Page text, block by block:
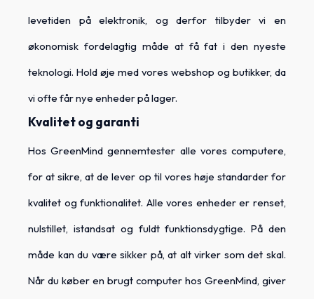
levetiden på elektronik, og derfor tilbyder vi en
økonomisk fordelagtig måde at få fat i den nyeste
teknologi. Hold øje med vores webshop og butikker, da
vi ofte får nye enheder på lager.
Kvalitet og garanti
Hos GreenMind gennemtester alle vores computere,
for at sikre, at de lever op til vores høje standarder for
kvalitet og funktionalitet. Alle vores enheder er renset,
nulstillet, istandsat og fuldt funktionsdygtige. På den
måde kan du være sikker på, at alt virker som det skal.
Når du køber en brugt computer hos GreenMind, giver